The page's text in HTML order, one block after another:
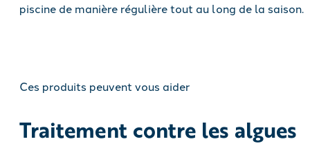
piscine de manière régulière tout au long de la saison.
Ces produits peuvent vous aider
Traitement contre les algues